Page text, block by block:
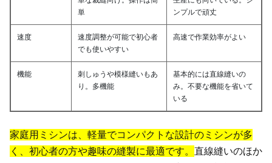
単
ンプルで頑丈
速度
速度調整が可能で初心者
でも使いやすい
高速で作業効率がよい
機能
刺しゅうや模様縫いもあ
り。多機能
基本的には直線縫いの
み。不要な機能を省いて
いる
家庭用ミシンは、軽量でコンパクトな設計のミシンが多
く、初心者の方や趣味の縫製に最適です。 直線縫いのほか